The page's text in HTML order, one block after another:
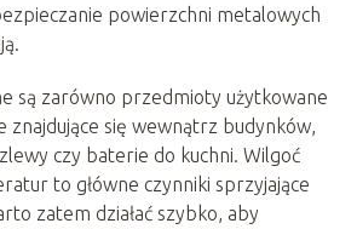
powierzchni metalowych
są zarówno przedmioty użytkowane
znajdujące się wewnątrz budynków,
czy baterie do kuchni. Wilgoć
to główne czynniki sprzyjające
zatem działać szybko, aby